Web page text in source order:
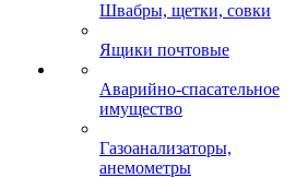
Швабры, щетки, совки
Ящики почтовые
Аварийно-спасательное
имущество
Газоанализаторы,
анемометры